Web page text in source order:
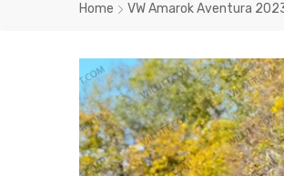
Home VW Amarok Aventura